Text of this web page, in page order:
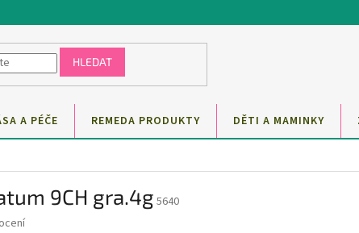
HLEDAT
A PÉČE REMEDA PRODUKTY DĚTI A MAMINKY
9CH gra.4g 5640